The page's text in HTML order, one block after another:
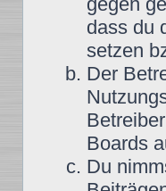
dass du
setzen
Der
Boards
Du